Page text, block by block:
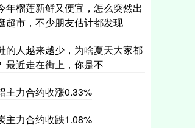
年榴莲新鲜又便宜，怎么突然出
超市，不少朋友估计都发现
的人越来越少，为啥夏天大家都
最近走在街上，你是不
主力合约收涨0.33%
主力合约收跌1.08%